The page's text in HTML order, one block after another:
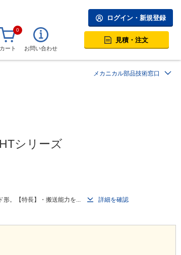
ログイン・新規登録
0
カート お問い合わせ
見積・注文
メカニカル部品技術窓口
シリーズ
形。【特長】・搬送能力を...
詳細を確認